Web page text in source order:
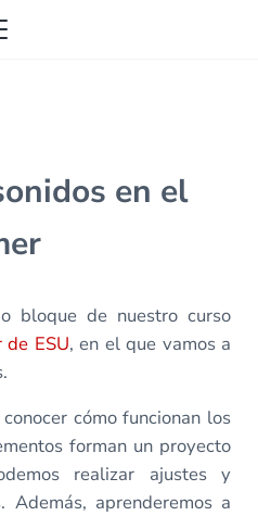
en el
bloque de nuestro curso
de ESU, en el que vamos a
cómo funcionan los
forman un proyecto
realizar ajustes y
Además, aprenderemos a